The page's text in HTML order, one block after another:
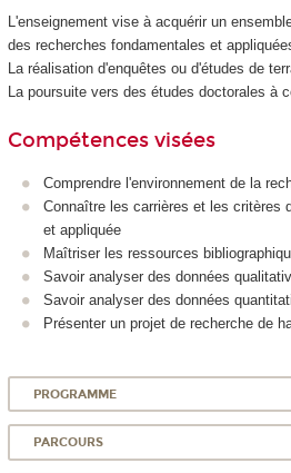
L'enseignement vise à acquérir un
des recherches fondamentales et
La réalisation d'enquêtes ou d'études de
La poursuite vers des études doctorales à
Compétences visées
Comprendre l'environnement de la
Connaître les carrières et les critères
et appliquée
Maîtriser les ressources
Savoir analyser des données
Savoir analyser des données
Présenter un projet de recherche de
PROGRAMME
PARCOURS